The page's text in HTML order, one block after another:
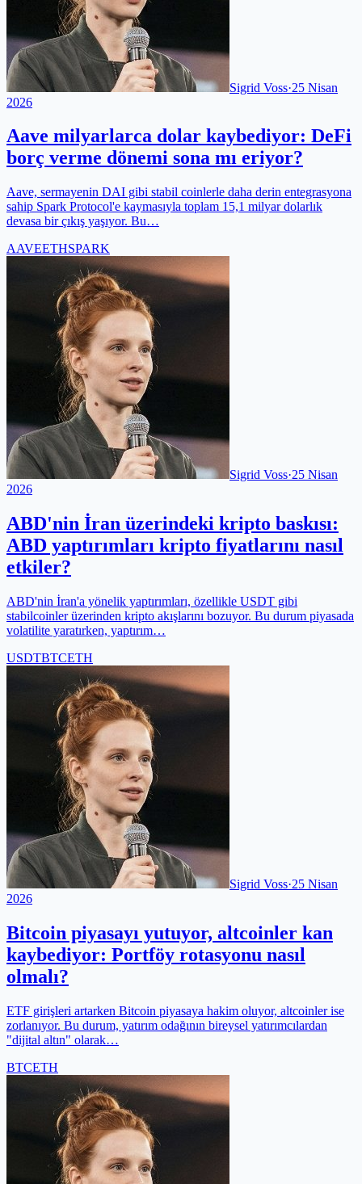
Sigrid Voss·25 Nisan
2026
Aave milyarlarca dolar kaybediyor: DeFi
borç verme dönemi sona mı eriyor?
Aave, sermayenin DAI gibi stabil coinlerle daha derin entegrasyona
sahip Spark Protocol'e kaymasıyla toplam 15,1 milyar dolarlık
devasa bir çıkış yaşıyor. Bu…
AAVEETHSPARK
Sigrid Voss·25 Nisan
2026
ABD'nin İran üzerindeki kripto baskısı:
ABD yaptırımları kripto fiyatlarını nasıl
etkiler?
ABD'nin İran'a yönelik yaptırımları, özellikle USDT gibi
stabilcoinler üzerinden kripto akışlarını bozuyor. Bu durum piyasada
volatilite yaratırken, yaptırım…
USDTBTCETH
Sigrid Voss·25 Nisan
2026
Bitcoin piyasayı yutuyor, altcoinler kan
kaybediyor: Portföy rotasyonu nasıl
olmalı?
ETF girişleri artarken Bitcoin piyasaya hakim oluyor, altcoinler ise
zorlanıyor. Bu durum, yatırım odağının bireysel yatırımcılardan
"dijital altın" olarak…
BTCETH